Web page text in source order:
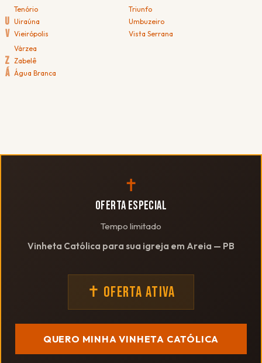
Tenório Triunfo
U Uiraúna Umbuzeiro
V Vieirópolis
Vista Serrana
Várzea
Z Zabelê
Á Água Branca
✝
OFERTA ESPECIAL
Tempo limitado
Vinheta Católica para sua igreja em Areia — PB
✝ OFERTA ATIVA
QUERO MINHA VINHETA CATÓLICA